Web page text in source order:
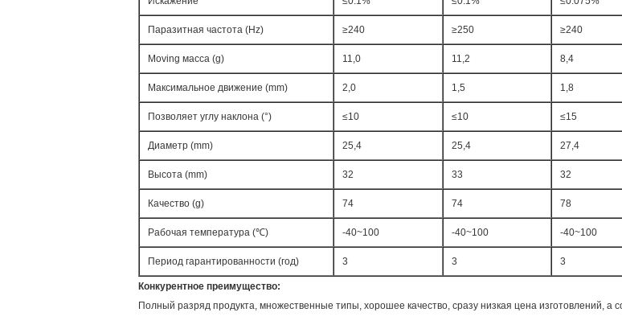
Паразитная частота (Hz) ≥240 ≥250 ≥240
Moving масса (g) 11,0 11,2 8,4
Максимальное движение (mm) 2,0 1,5 1,8
Позволяет углу наклона (°) ≤10 ≤10 ≤15
Диаметр (mm) 25,4 25,4 27,4
Высота (mm) 32 33 32
Качество (g) 74 74 78
Рабочая температура (℃) -40~100 -40~100 -40~100
Период гарантированности (год) 3 3 3
Конкурентное преимущество:
Полный разряд продукта, множественные типы, хорошее качество, сразу низкая цена изготовлений,